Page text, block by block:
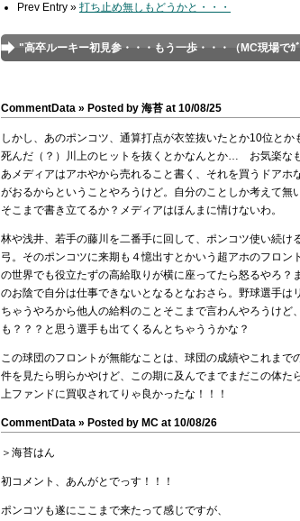
Prev Entry » 打ち止め無しもどうかと・・・
"高卒ルーキー初見参・・・もう一歩・・・（MC現場で
CommentData » Posted by 海苔 at 10/08/25
しかし、あのポンコツ、通算打点が衣笠抜いたとか10位とか
死んだ（？）川上のヒットを抜くとかなんとか… お気楽な
あメディアはアホやから売れること書く、それを買うドアホ
がおるからということやろうけど。自分のことしか考えて無
そこまで書き立てるか？メディアはほんまに情けないわ。
林や浅井、若手の藤川を二番手に回して、ポンコツ使い続け
弓。そのポンコツに来期も４憶出すとかいう超アホのフロン
の世界でも役立たずの高給取りが横に座ってたら怒るやろ？
のお陰で自分は仕事できないとなるとなおさら。野球選手は
ちゃうやろから他人の給料のことそこまで言わんやろうけど
も？？？と思う選手も出てくるんとちゃううかな？
この球団のフロントが無能なことは、球団の成績やこれまで
件を見たら明らかやけど、この期に及んでまでまだこの体た
上ファンドに買収されてりゃ良かったな！！！
CommentData » Posted by MC at 10/08/26
＞海苔はん
初コメント、あんがとでっす！！！
ポンコツも遂にここまで来たって感じですが、